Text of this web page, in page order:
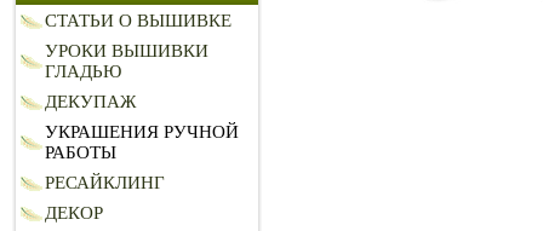
СТАТЬИ О ВЫШИВКЕ
УРОКИ ВЫШИВКИ
ГЛАДЬЮ
ДЕКУПАЖ
УКРАШЕНИЯ РУЧНОЙ
РАБОТЫ
РЕСАЙКЛИНГ
ДЕКОР